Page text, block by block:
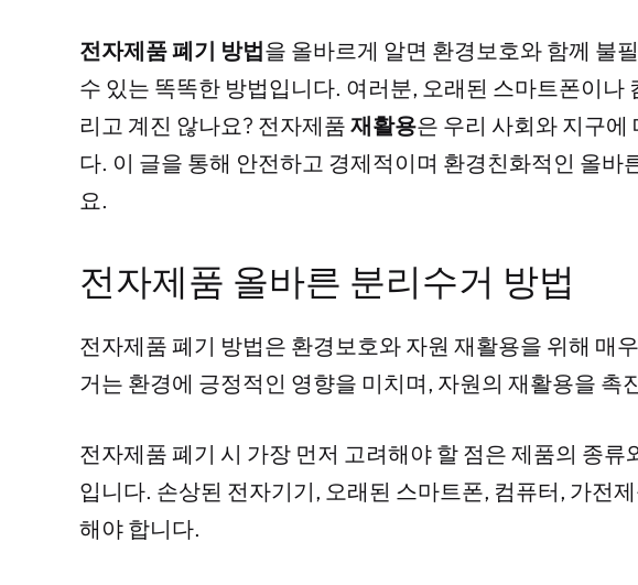
전자제품 폐기 방법을 올바르게 알면 환경보호와 함께 불
수 있는 똑똑한 방법입니다. 여러분, 오래된 스마트폰이나
리고 계진 않나요? 전자제품 재활용은 우리 사회와 지구에
다. 이 글을 통해 안전하고 경제적이며 환경친화적인 올바
요.
전자제품 올바른 분리수거 방법
전자제품 폐기 방법은 환경보호와 자원 재활용을 위해 매
거는 환경에 긍정적인 영향을 미치며, 자원의 재활용을 촉
전자제품 폐기 시 가장 먼저 고려해야 할 점은 제품의 종류
입니다. 손상된 전자기기, 오래된 스마트폰, 컴퓨터, 가전
해야 합니다.